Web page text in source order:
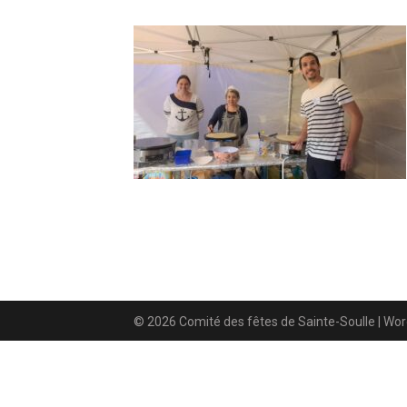
© 2026 Comité des fêtes de Sainte-Soulle |